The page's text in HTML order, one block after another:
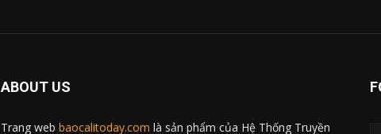
ABOUT US
Trang web baocalitoday.com là sản phẩm của Hệ Thống Truyền